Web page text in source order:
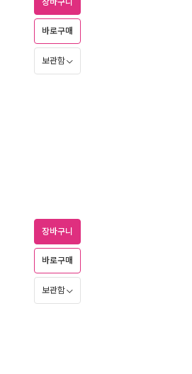
장바구니
바로구매
보관함
장바구니
바로구매
보관함